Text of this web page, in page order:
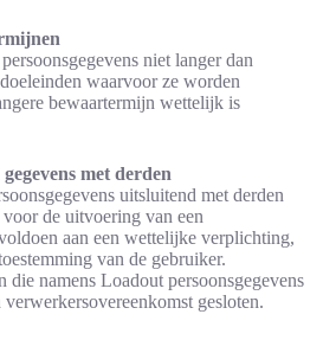
niet langer dan
waarvoor ze worden
bewaartermijn wettelijk is
met derden
uitsluitend met derden
de uitvoering van een
aan een wettelijke verplichting,
van de gebruiker.
namens Loadout persoonsgegevens
gesloten.